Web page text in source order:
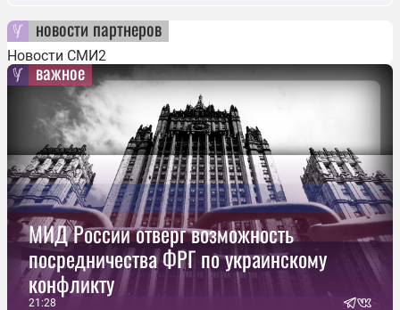
новости партнеров
Новости СМИ2
важное
МИД России отверг возможность
посредничества ФРГ по украинскому
конфликту
21:28